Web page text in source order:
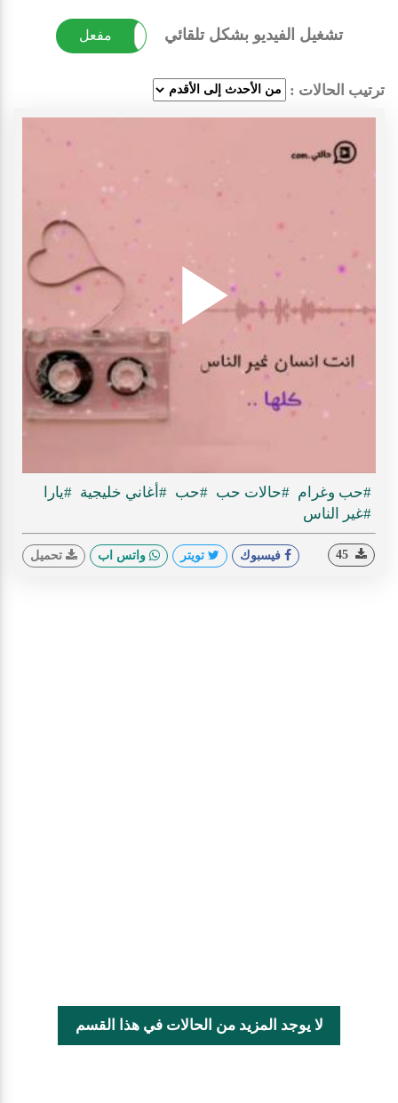
تشغيل الفيديو بشكل تلقائي مفعل غير مفعل
ترتيب الحالات :
Play
#حب وغرام #حالات حب #حب #أغاني خليجية #يارا
#غير الناس
فيسبوك تويتر واتس اب تحميل
لا يوجد المزيد من الحالات في هذا القسم